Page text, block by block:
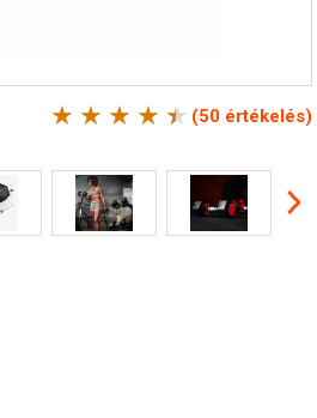
(50 értékelés)